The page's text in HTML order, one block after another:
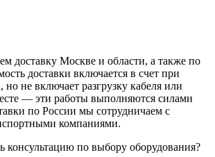
доставку Москве и области, а также по
доставки включается в счет при
но не включает разгрузку кабеля или
— эти работы выполняются силами
по России мы сотрудничаем с
компаниями.
консультацию по выбору оборудования?